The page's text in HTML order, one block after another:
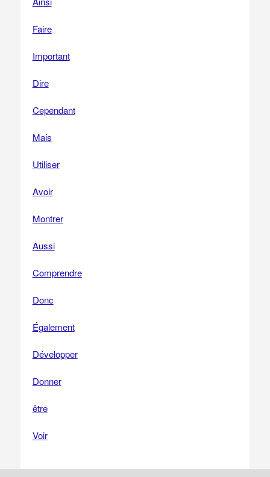
Faire
Important
Dire
Cependant
Mais
Utiliser
Avoir
Montrer
Aussi
Comprendre
Donc
Également
Développer
Donner
être
Voir